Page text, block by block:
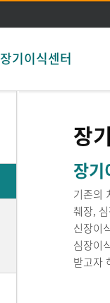
장기이식센터
장
장
기존의
췌장,
신장이
심장이
받고자